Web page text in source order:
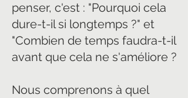
penser, c'est : "Pourquoi cela
dure-t-il si longtemps ?" et
"Combien de temps faudra-t-il
avant que cela ne s'améliore ?
Nous comprenons à quel